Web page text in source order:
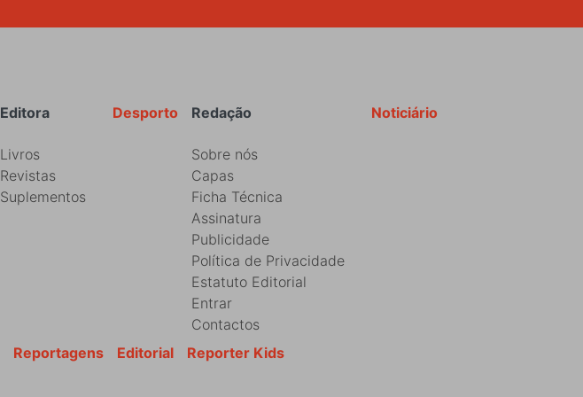
Noticiário
Redação
Sobre nós
Capas
Ficha Técnica
Assinatura
Publicidade
Política de Privacidade
Estatuto Editorial
Entrar
Contactos
Desporto
Editora
Livros
Revistas
Suplementos
Reporter Kids
Editorial
Reportagens